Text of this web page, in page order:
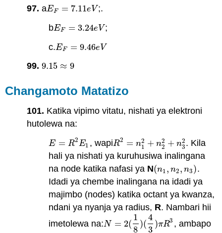
97.aEF = 7.11eV
EF=7.11eV
;.
bEF = 3.24eV
EF=3.24eV
;
c.EF = 9.46eV
EF=9.46eV
99.9.15 ≈ 9
9.15 ≈9
Changamoto Matatizo
101. Katika vipimo vitatu, nishati ya elektroni
hutolewa na:
E = R2E1
E=R 2E1 , wapiR2 = n2
1 + n2
2 + n2
3
R2 =n 12 +n 22 +n 32. Kila
hali ya nishati ya kuruhusiwa inalingana
na node katika nafasi ya N(n1, n2, n3)
(n1 , n2,n3) .
Idadi ya chembe inalingana na idadi ya
majimbo (nodes) katika octant ya kwanza,
ndani ya nyanja ya radius, R. Nambari hii
imetolewa na:N = 2(
1
8
)(
4
3
)πR3
N=2( 18)(43)πR3 , ambapo